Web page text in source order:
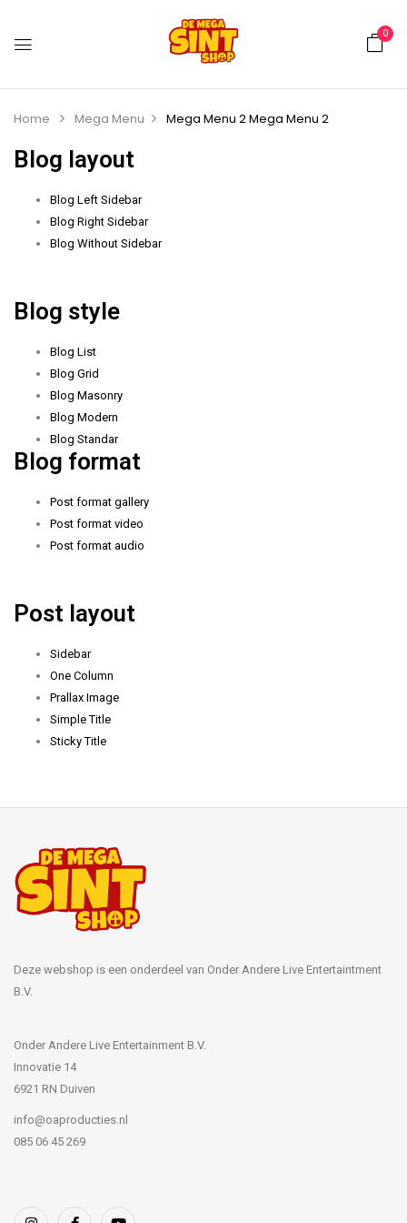
0
Home Mega Menu Mega Menu 2Mega Menu 2
Blog layout
Blog Left Sidebar
Blog Right Sidebar
Blog Without Sidebar
Blog style
Blog List
Blog Grid
Blog Masonry
Blog Modern
Blog Standar
Blog format
Post format gallery
Post format video
Post format audio
Post layout
Sidebar
One Column
Prallax Image
Simple Title
Sticky Title
Deze webshop is een onderdeel van Onder Andere Live Entertaintment
B.V.
Onder Andere Live Entertainment B.V.
Innovatie 14
6921 RN Duiven
info@oaproducties.nl
085 06 45 269